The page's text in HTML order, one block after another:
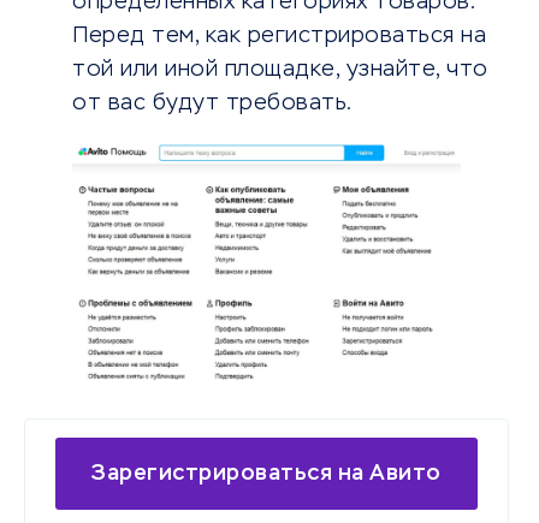
Перед тем, как регистрироваться на
той или иной площадке, узнайте, что
от вас будут требовать.
Зарегистрироваться на Авито